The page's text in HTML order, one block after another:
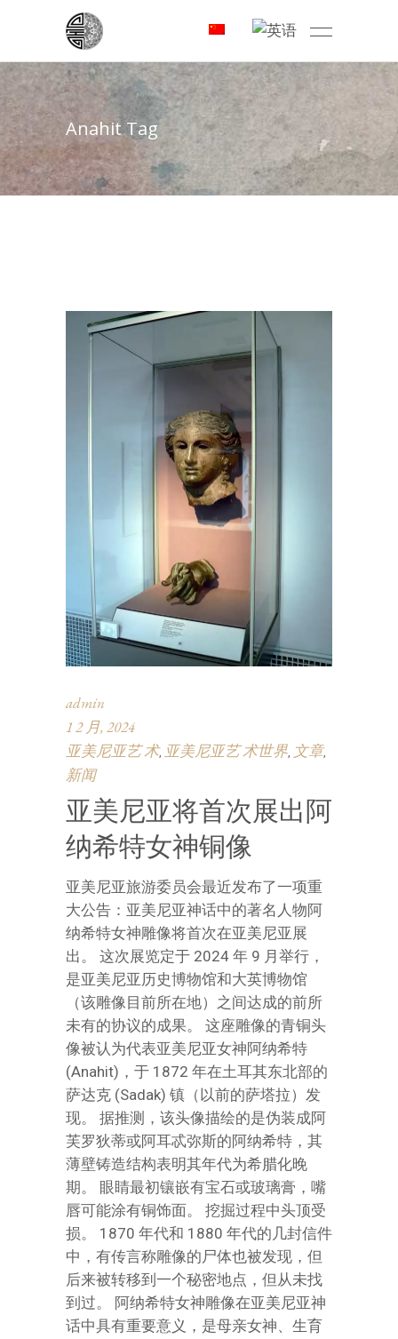
Anahit Tag
admin
1 2 月, 2024
亚美尼亚艺 术, 亚美尼亚艺 术世界, 文章,
新闻
亚美尼亚将首次展出阿
纳希特女神铜像
亚美尼亚旅游委员会最近发布了一项重
大公告：亚美尼亚神话中的著名人物阿
纳希特女神雕像将首次在亚美尼亚展
出。 这次展览定于 2024 年 9 月举行，
是亚美尼亚历史博物馆和大英博物馆
（该雕像目前所在地）之间达成的前所
未有的协议的成果。 这座雕像的青铜头
像被认为代表亚美尼亚女神阿纳希特
(Anahit)，于 1872 年在土耳其东北部的
萨达克 (Sadak) 镇（以前的萨塔拉）发
现。 据推测，该头像描绘的是伪装成阿
芙罗狄蒂或阿耳忒弥斯的阿纳希特，其
薄壁铸造结构表明其年代为希腊化晚
期。 眼睛最初镶嵌有宝石或玻璃膏，嘴
唇可能涂有铜饰面。 挖掘过程中头顶受
损。 1870 年代和 1880 年代的几封信件
中，有传言称雕像的尸体也被发现，但
后来被转移到一个秘密地点，但从未找
到过。 阿纳希特女神雕像在亚美尼亚神
话中具有重要意义，是母亲女神、生育